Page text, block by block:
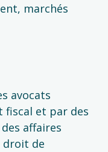
marchés
avocats
fiscal et par des
affaires
droit de